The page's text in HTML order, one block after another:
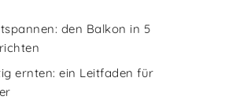
den Balkon in 5
ernten: ein Leitfaden für